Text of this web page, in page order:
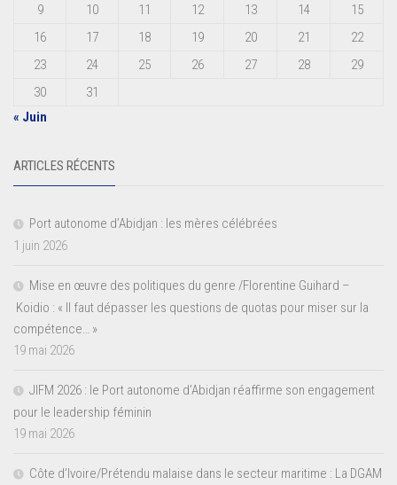
9
10 11 12 13 14
15
16
17 18 19 20 21
22
23
24 25 26 27 28
29
30
31
« Juin
ARTICLES RÉCENTS
Port autonome d’Abidjan : les mères célébrées
1 juin 2026
Mise en œuvre des politiques du genre /Florentine Guihard –
Koidio : « Il faut dépasser les questions de quotas pour miser sur la
compétence… »
19 mai 2026
JIFM 2026 : le Port autonome d’Abidjan réaffirme son engagement
pour le leadership féminin
19 mai 2026
Côte d’Ivoire/Prétendu malaise dans le secteur maritime : La DGAM